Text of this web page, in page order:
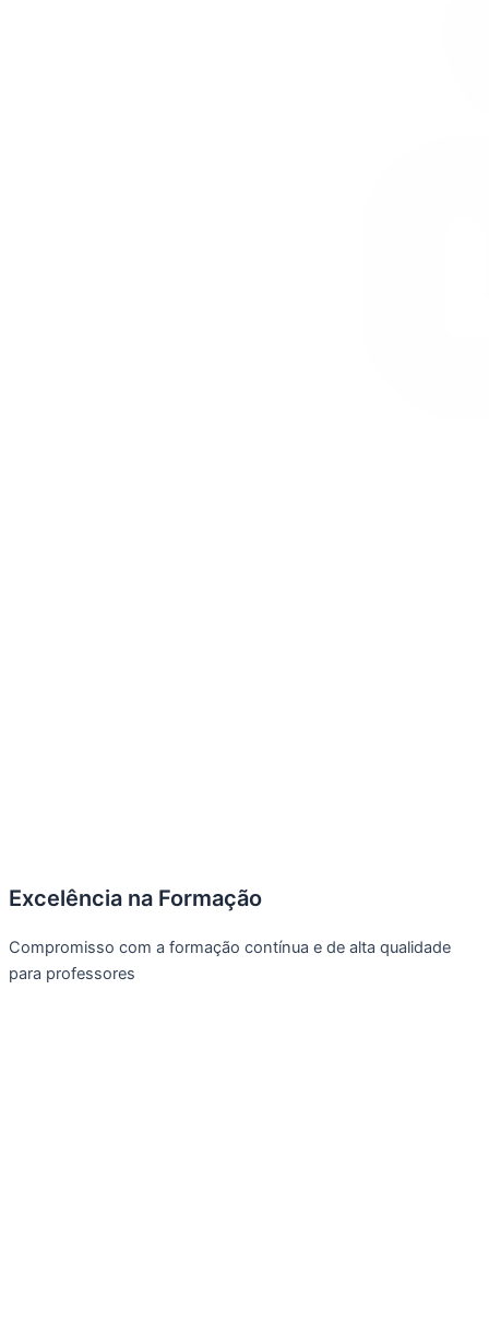
Excelência na Formação
Compromisso com a formação contínua e de alta qualidade
para professores